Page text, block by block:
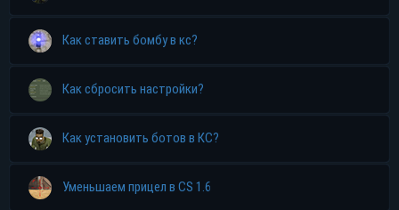
Как ставить бомбу в кс?
Как сбросить настройки?
Как установить ботов в КС?
Уменьшаем прицел в CS 1.6